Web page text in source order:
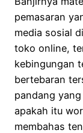
pemasaran
media sosial
toko online,
kebingungan
bertebaran
pandang
apakah itu
membahas